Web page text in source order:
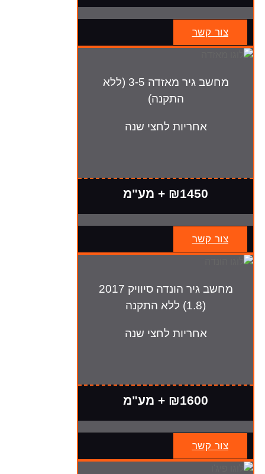
צור קשר
מחשב גיר מאזדה 3-5 (ללא
התקנה)
אחריות לחצי שנה
₪1450 + מע"מ
צור קשר
מחשב גיר הונדה סיוויק 2017
(1.8) ללא התקנה
אחריות לחצי שנה
₪1600 + מע"מ
צור קשר